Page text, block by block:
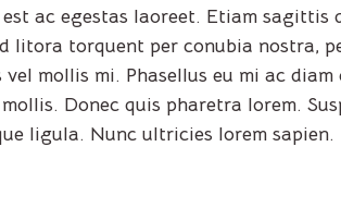
ac egestas laoreet. Etiam
litora torquent per conubia nostra,
mollis mi. Phasellus eu mi ac diam
Donec quis pharetra lorem.
ligula. Nunc ultricies lorem sapien.